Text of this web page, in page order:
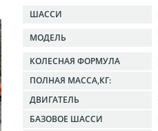
ШАССИ
МОДЕЛЬ
КОЛЕСНАЯ ФОРМУЛА
ПОЛНАЯ МАССА,КГ:
ДВИГАТЕЛЬ
БАЗОВОЕ ШАССИ